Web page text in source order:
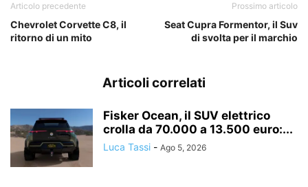
Articolo precedente
Chevrolet Corvette C8, il
ritorno di un mito
Prossimo articolo
Seat Cupra Formentor, il Suv
di svolta per il marchio
Articoli correlati
Fisker Ocean, il SUV elettrico
crolla da 70.000 a 13.500 euro:...
Luca Tassi - Ago 5, 2026